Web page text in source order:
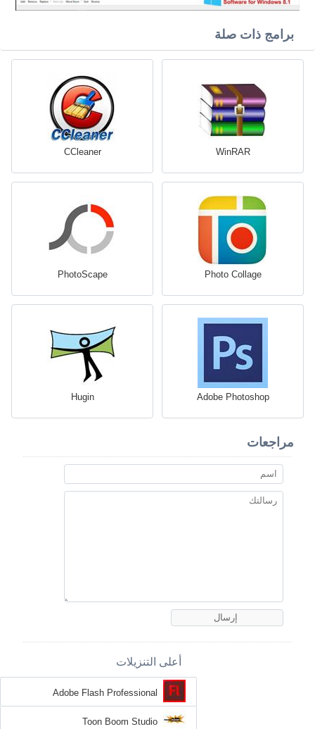
برامج ذات صلة
WinRAR
CCleaner
Photo Collage
PhotoScape
Adobe Photoshop
Hugin
مراجعات
أعلى التنزيلات
Adobe Flash Professional
Toon Boom Studio